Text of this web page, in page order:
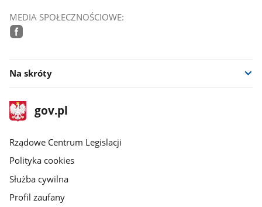
MEDIA SPOŁECZNOŚCIOWE:
Na skróty
stopka
gov.plStrona
gov.pl
Rządowe Centrum Legislacji
Polityka cookies
Służba cywilna
Profil zaufany